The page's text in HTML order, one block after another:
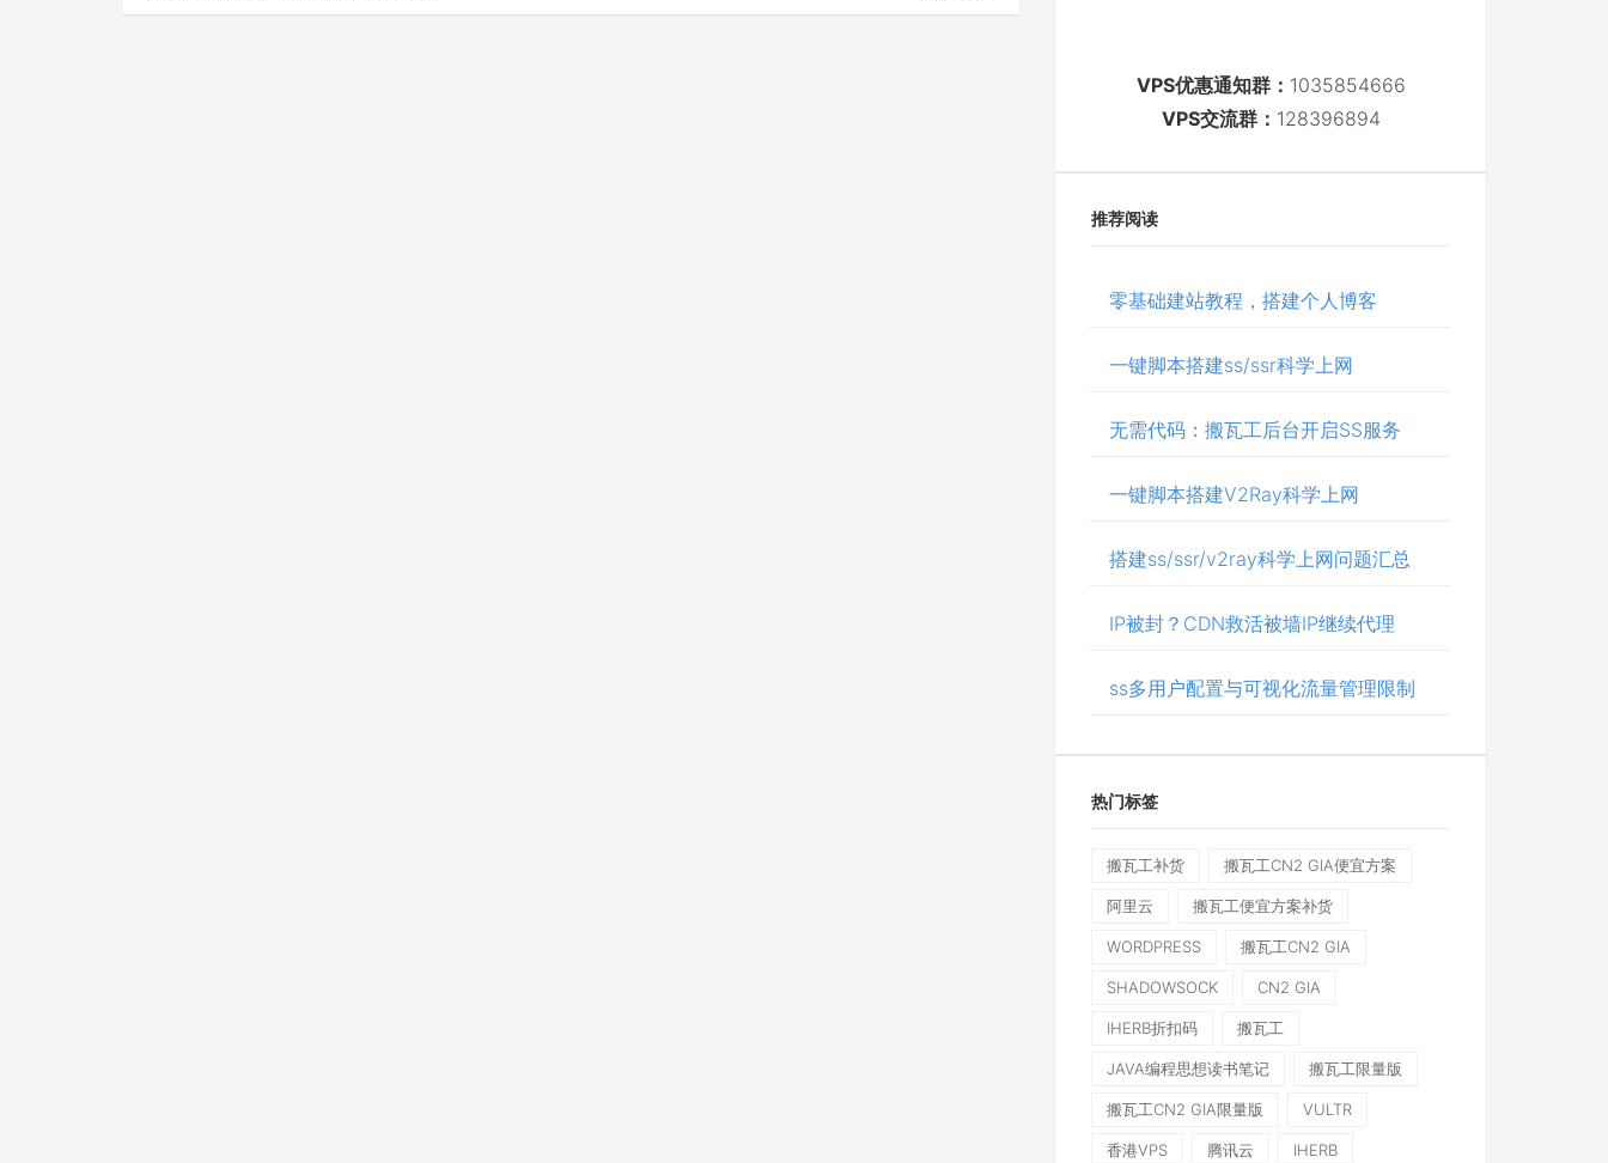
VPS优惠通知群： 1035854666
VPS交流群： 128396894
推荐阅读
零基础建站教程，搭建个人博客
一键脚本搭建ss/ssr科学上网
无需代码：搬瓦工后台开启SS服务
一键脚本搭建V2Ray科学上网
搭建ss/ssr/v2ray科学上网问题汇总
IP被封？CDN救活被墙IP继续代理
ss多用户配置与可视化流量管理限制
热门标签
搬瓦工补货 搬瓦工CN2 GIA便宜方案
阿里云 搬瓦工便宜方案补货
WORDPRESS 搬瓦工CN2 GIA
SHADOWSOCK CN2 GIA
IHERB折扣码 搬瓦工
JAVA编程思想读书笔记 搬瓦工限量版
搬瓦工CN2 GIA限量版 VULTR
香港VPS 腾讯云 IHERB